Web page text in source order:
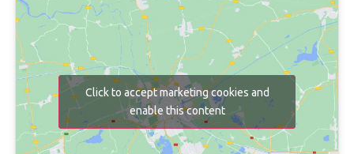
Click to accept marketing cookies and
enable this content